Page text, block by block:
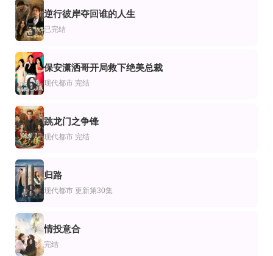
5
逆行彼岸夺回谁的人生
已完结
6
保安潇洒哥开局救下绝美总裁
现代都市 完结
7
跳龙门之争锋
现代都市 完结
8
归路
现代都市 更新第30集
9
情投意合
完结